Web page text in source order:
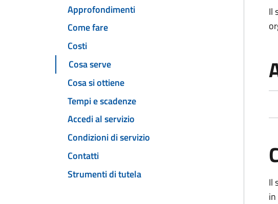
Approfondimenti
Come fare
Costi
Cosa serve
Cosa si ottiene
Tempi e scadenze
Accedi al servizio
Condizioni di servizio
Contatti
Strumenti di tutela
Il
Il